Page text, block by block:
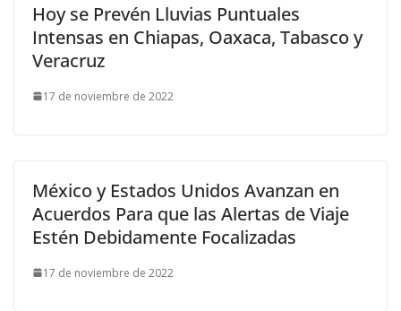
Hoy se Prevén Lluvias Puntuales
Intensas en Chiapas, Oaxaca, Tabasco y
Veracruz
17 de noviembre de 2022
México y Estados Unidos Avanzan en
Acuerdos Para que las Alertas de Viaje
Estén Debidamente Focalizadas
17 de noviembre de 2022